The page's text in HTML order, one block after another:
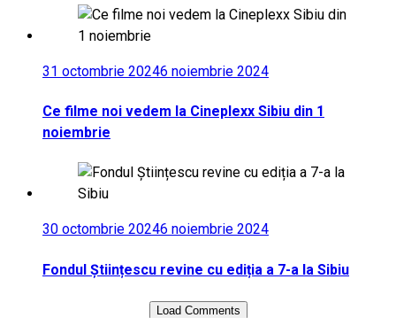
31 octombrie 20246 noiembrie 2024
Ce filme noi vedem la Cineplexx Sibiu din 1
noiembrie
30 octombrie 20246 noiembrie 2024
Fondul Științescu revine cu ediția a 7-a la Sibiu
Load Comments